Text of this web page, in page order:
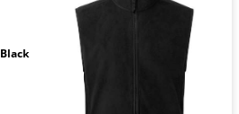
Black